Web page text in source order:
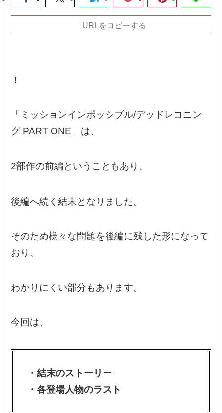
URLをコピーする
！
「ミッションインポッシブル/デッドレコニン
グ PART ONE」は、
2部作の前編ということもあり、
後編へ続く結末となりました。
そのため様々な問題を後編に残した形になって
おり、
わかりにくい部分もあります。
今回は、
・結末のストーリー
・各登場人物のラスト